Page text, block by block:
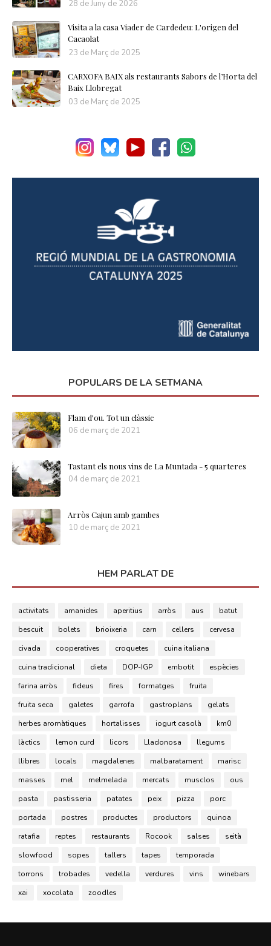
28 de Juny de 2026
Visita a la casa Viader de Cardedeu: L'origen del
Cacaolat
23 de Març de 2025
CARXOFA BAIX als restaurants Sabors de l’Horta del
Baix Llobregat
03 de Març de 2025
POPULARS DE LA SETMANA
Flam d'ou. Tot un clàssic
06 de març de 2021
Tastant els nous vins de La Muntada - 5 quarteres
04 de març de 2021
Arròs Cajun amb gambes
10 de març de 2021
HEM PARLAT DE
activitats amanides aperitius arròs aus
batut
bescuit
bolets brioixeria carn cellers
cervesa
civada
cooperatives croquetes
cuina italiana
cuina tradicional
dieta DOP-IGP embotit
espècies
farina arròs
fideus fires formatges
fruita
fruita seca
galetes garrofa gastroplans
gelats
herbes aromàtiques
hortalisses iogurt casolà
km0
làctics
lemon curd licors Lladonosa
llegums
llibres
locals magdalenes malbaratament
marisc
masses
mel melmelada mercats musclos
ous
pasta
pastisseria patates peix pizza
porc
portada
postres productes productors
quinoa
ratafia
reptes restaurants Rocook salses
seità
slowfood
sopes tallers tapes
temporada
torrons
trobades vedella verdures vins
winebars
xai
xocolata zoodles